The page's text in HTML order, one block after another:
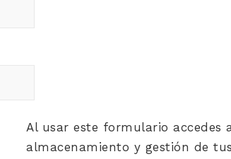
Al usar este formulario accedes
almacenamiento y gestión de